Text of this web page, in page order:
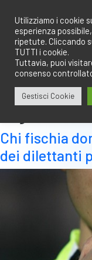
contenuto
Chi fischia
dei dilettanti
Utilizziamo i cookie
esperienza
ripetute. Cliccando
TUTTI i cookie.
Tuttavia, puoi
consenso
Gestisci Cookie